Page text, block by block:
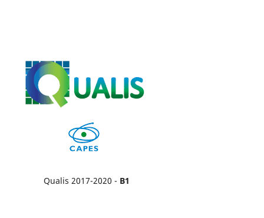
Qualis 2017-2020 - B1